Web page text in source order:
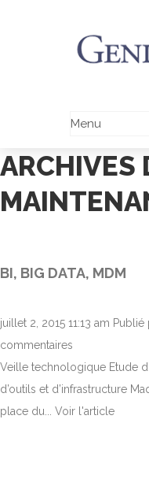
ARCHIVES
BI, BIG DATA, MDM
juillet 2, 2015 11:13 am Publié
commentaires
Veille technologique Etude
d’outils et d’infrastructure
place du... Voir l'article